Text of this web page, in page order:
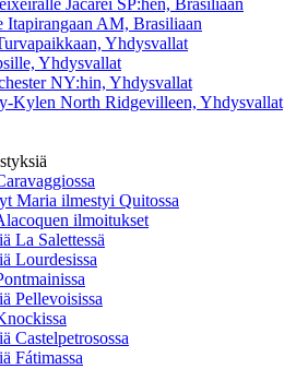
Itapirangaan AM, Brasiliaan
Yhdysvallat
Yhdysvallat
NY:hin, Yhdysvallat
Kylen North Ridgevilleen, Yhdysvallat
Maria ilmestyi Quitossa
ilmoitukset
La Salettessä
Lourdesissa
Pellevoisissa
Castelpetrosossa
Fátimassa